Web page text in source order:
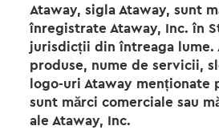
Ataway, sigla Ataway, sunt
înregistrate Ataway, Inc. în
jurisdicții din întreaga lume.
produse, nume de servicii,
logo-uri Ataway menționate
sunt mărci comerciale sau
ale Ataway, Inc.